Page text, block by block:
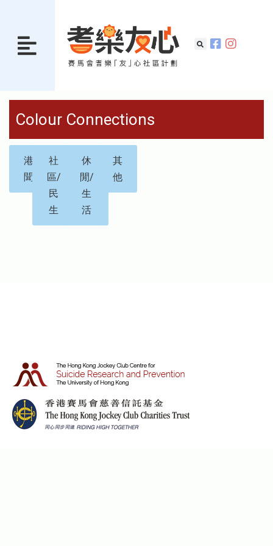
Colour Connections
港
聞
社
區/
民
生
休
閒/
生
活
其
他